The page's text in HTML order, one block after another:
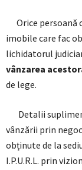
Orice persoană
imobile care fac
lichidatorul
vânzarea
de lege.
Detalii
vânzării prin
obținute de la
I.P.U.R.L. prin